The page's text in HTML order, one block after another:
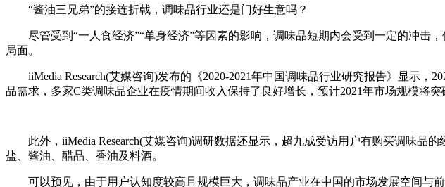
“酱油三兄弟”的接连折戟，调味品行业还是门好生意吗？
尽管受到“一人食经济”“单身经济”等因素的影响，调味品短期内会受到一定的冲击
局面。
iiMedia Research(艾媒咨询)发布的《2020-2021年中国调味品行业研究报告》显示，
品需求，多家C类调味品企业在疫情期间收入保持了良好增长，预计2021年市场规模将突
此外，iiMedia Research(艾媒咨询)调研数据还显示，超九成受访用户有购买调味品
盐、酱油、醋品、香油及料酒。
可以预见，由于用户认知度较高且规模巨大，调味品产业在中国的市场发展空间与前